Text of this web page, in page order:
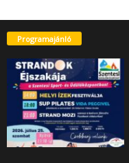
Programajánló